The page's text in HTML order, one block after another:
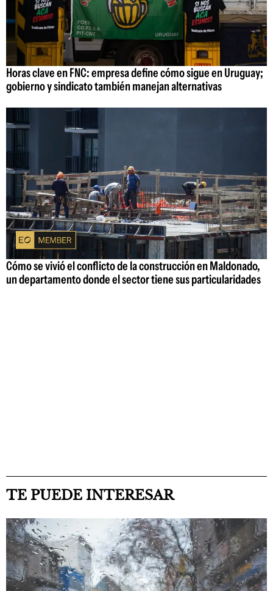
Horas clave en FNC: empresa define cómo sigue en Uruguay;
gobierno y sindicato también manejan alternativas
Cómo se vivió el conflicto de la construcción en Maldonado,
un departamento donde el sector tiene sus particularidades
TE PUEDE INTERESAR